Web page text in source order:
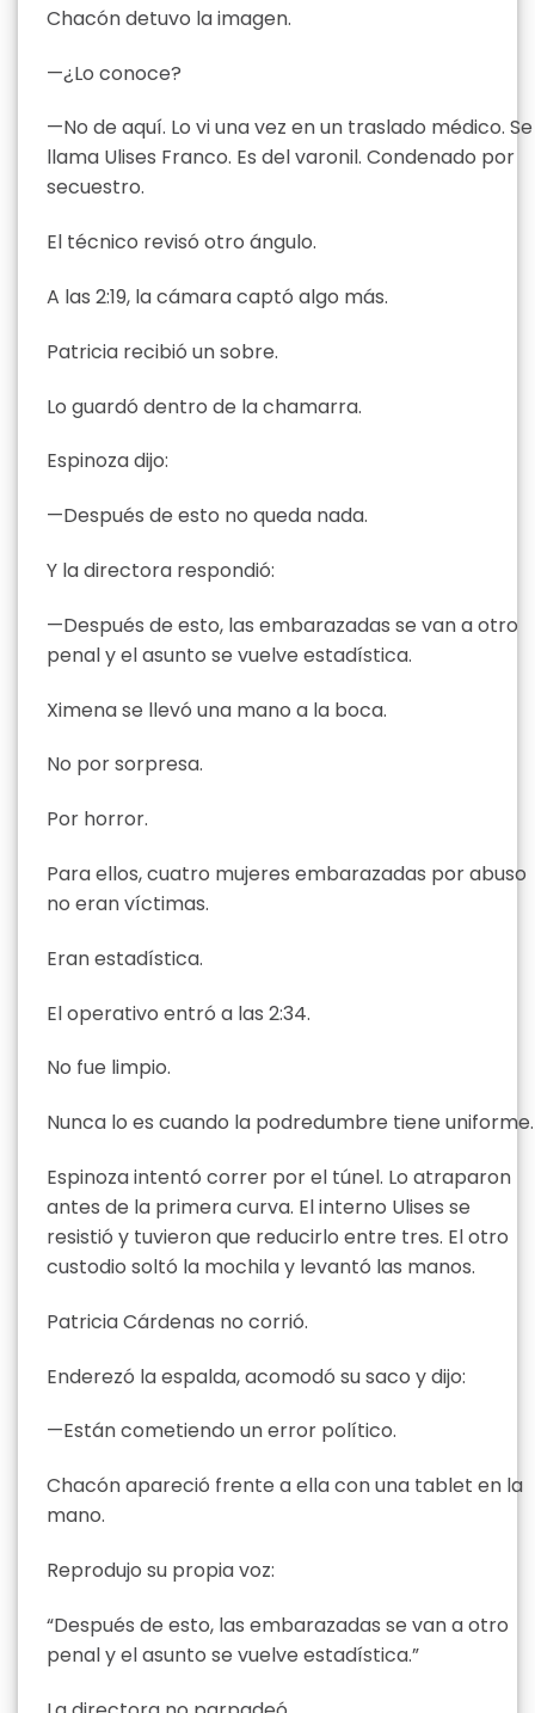
Chacón detuvo la imagen.
—¿Lo conoce?
—No de aquí. Lo vi una vez en un traslado médico. Se
llama Ulises Franco. Es del varonil. Condenado por
secuestro.
El técnico revisó otro ángulo.
A las 2:19, la cámara captó algo más.
Patricia recibió un sobre.
Lo guardó dentro de la chamarra.
Espinoza dijo:
—Después de esto no queda nada.
Y la directora respondió:
—Después de esto, las embarazadas se van a otro
penal y el asunto se vuelve estadística.
Ximena se llevó una mano a la boca.
No por sorpresa.
Por horror.
Para ellos, cuatro mujeres embarazadas por abuso
no eran víctimas.
Eran estadística.
El operativo entró a las 2:34.
No fue limpio.
Nunca lo es cuando la podredumbre tiene uniforme.
Espinoza intentó correr por el túnel. Lo atraparon
antes de la primera curva. El interno Ulises se
resistió y tuvieron que reducirlo entre tres. El otro
custodio soltó la mochila y levantó las manos.
Patricia Cárdenas no corrió.
Enderezó la espalda, acomodó su saco y dijo:
—Están cometiendo un error político.
Chacón apareció frente a ella con una tablet en la
mano.
Reprodujo su propia voz:
“Después de esto, las embarazadas se van a otro
penal y el asunto se vuelve estadística.”